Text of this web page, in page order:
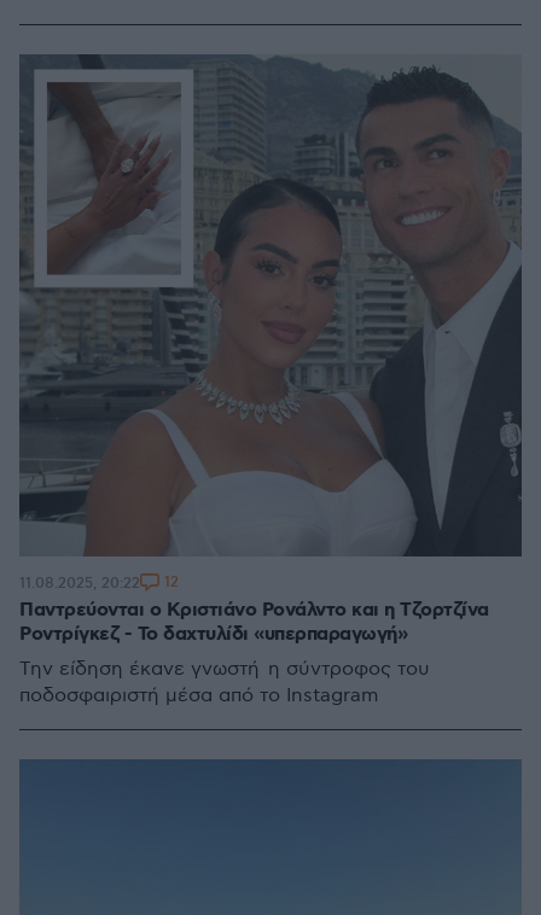
Παντρεύονται ο Κριστιάνο Ρονάλντο και η Τζορτζίνα
Ροντρίγκεζ - Το δαχτυλίδι «υπερπαραγωγή»
Την είδηση έκανε γνωστή η σύντροφος του
ποδοσφαιριστή μέσα από το Instagram
11.08.2025, 20:22 12